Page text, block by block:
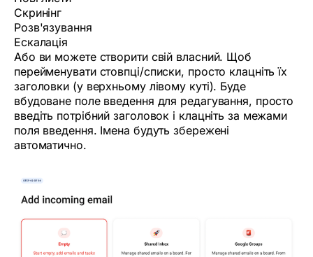
Скринінг
Розв'язування
Ескалація
Або ви можете створити свій власний. Щоб
перейменувати стовпці/списки, просто клацніть їх
заголовки (у верхньому лівому куті). Буде
вбудоване поле введення для редагування, просто
введіть потрібний заголовок і клацніть за межами
поля введення. Імена будуть збережені
автоматично.